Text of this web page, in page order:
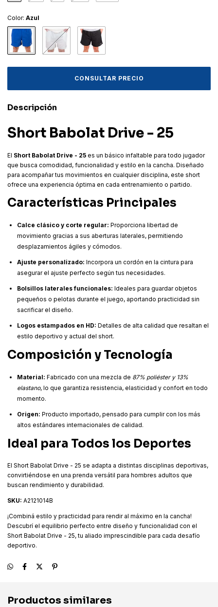
Color: Azul
Descripción
Short Babolat Drive - 25
El Short Babolat Drive - 25 es un básico infaltable para todo jugador
que busca comodidad, funcionalidad y estilo en la cancha. Diseñado
para acompañar tus movimientos en cualquier disciplina, este short
ofrece una experiencia óptima en cada entrenamiento o partido.
Características Principales
Calce clásico y corte regular: Proporciona libertad de
movimiento gracias a sus aberturas laterales, permitiendo
desplazamientos ágiles y cómodos.
Ajuste personalizado: Incorpora un cordón en la cintura para
asegurar el ajuste perfecto según tus necesidades.
Bolsillos laterales funcionales: Ideales para guardar objetos
pequeños o pelotas durante el juego, aportando practicidad sin
sacrificar el diseño.
Logos estampados en HD: Detalles de alta calidad que resaltan el
estilo deportivo y actual del short.
Composición y Tecnología
Material: Fabricado con una mezcla de 87% poliéster y 13%
elastano, lo que garantiza resistencia, elasticidad y confort en todo
momento.
Origen: Producto importado, pensado para cumplir con los más
altos estándares internacionales de calidad.
Ideal para Todos los Deportes
El Short Babolat Drive - 25 se adapta a distintas disciplinas deportivas,
convirtiéndose en una prenda versátil para hombres adultos que
buscan rendimiento y durabilidad.
SKU: A2121014B
¡Combiná estilo y practicidad para rendir al máximo en la cancha!
Descubrí el equilibrio perfecto entre diseño y funcionalidad con el
Short Babolat Drive - 25, tu aliado imprescindible para cada desafío
deportivo.
Productos similares